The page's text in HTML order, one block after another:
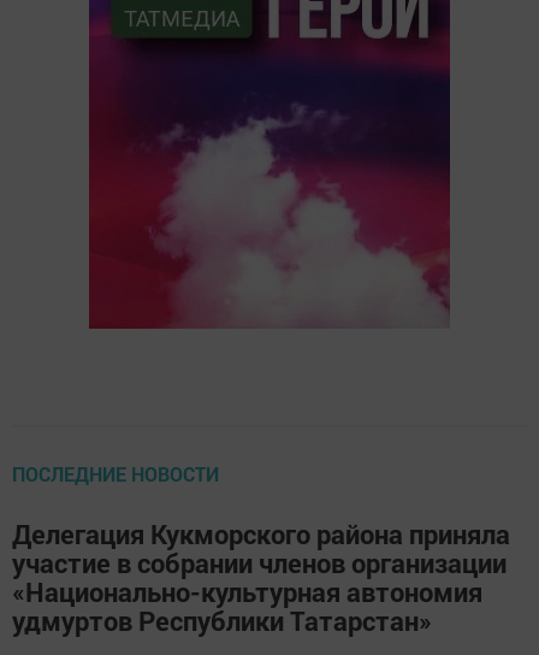
ПОСЛЕДНИЕ НОВОСТИ
Делегация Кукморского района приняла
участие в собрании членов организации
«Национально-культурная автономия
удмуртов Республики Татарстан»